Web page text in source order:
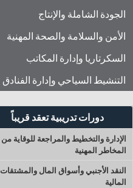
الجودة الشاملة والإنتاج
الأمن والسلامة والصحة المهنية
السكرتاريا وإدارة المكاتب
التنشيط السياحي وإدارة الفنادق
دورات تدريبية تعقد قريباً
الإدارة والتخطيط والمراجعة للوقاية من
المخاطر المهنية
النقد الأجنبي وأسواق المال والمشتقات
المالية